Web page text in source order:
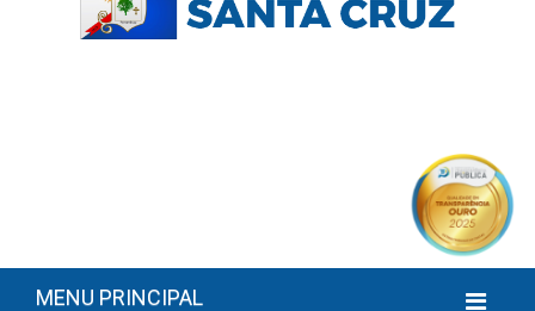
MENU PRINCIPAL